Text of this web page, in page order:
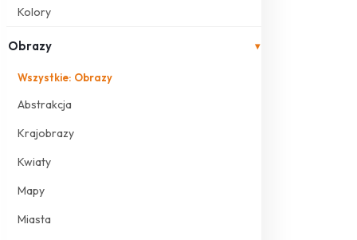
Kolory
Obrazy ▾
Wszystkie: Obrazy
Abstrakcja
Krajobrazy
Kwiaty
Mapy
Miasta